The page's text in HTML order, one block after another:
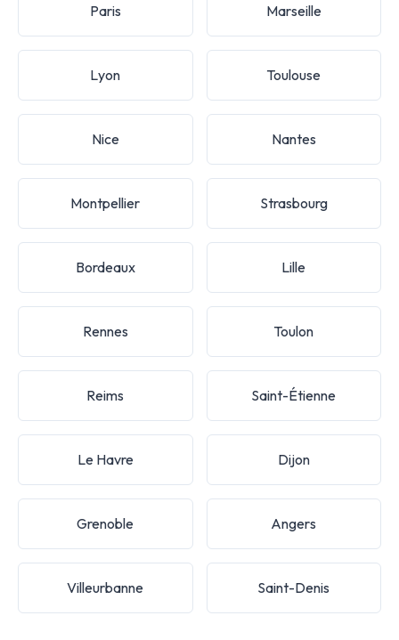
Paris Marseille
Lyon Toulouse
Nice Nantes
Montpellier Strasbourg
Bordeaux Lille
Rennes Toulon
Reims Saint-Étienne
Le Havre Dijon
Grenoble Angers
Villeurbanne Saint-Denis